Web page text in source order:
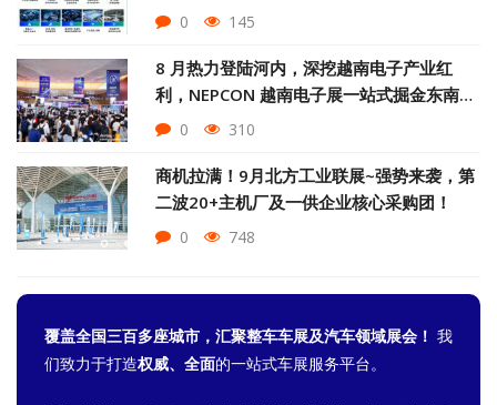
见 0 145
8 月热力登陆河内，深挖越南电子产业红
利，NEPCON 越南电子展一站式掘金东南亚
智造市场
0 310
商机拉满！9月北方工业联展~强势来袭，第
二波20+主机厂及一供企业核心采购团！
0 748
覆盖全国三百多座城市，汇聚整车车展及汽车领域展会！ 我
们致力于打造权威、全面的一站式车展服务平台。